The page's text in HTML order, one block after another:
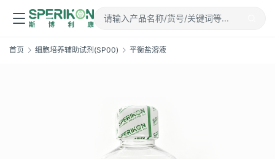
首页 细胞培养辅助试剂(SP00) 平衡盐溶液